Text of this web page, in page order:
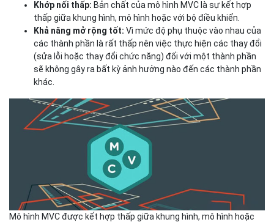
Khớp nối thấp: Bản chất của mô hình MVC là sự kết hợp
thấp giữa khung hình, mô hình hoặc với bộ điều khiển.
Khả năng mở rộng tốt: Vì mức độ phụ thuộc vào nhau của
các thành phần là rất thấp nên việc thực hiện các thay đổi
(sửa lỗi hoặc thay đổi chức năng) đối với một thành phần
sẽ không gây ra bất kỳ ảnh hưởng nào đến các thành phần
khác.
Mô hình MVC được kết hợp thấp giữa khung hình, mô hình hoặc